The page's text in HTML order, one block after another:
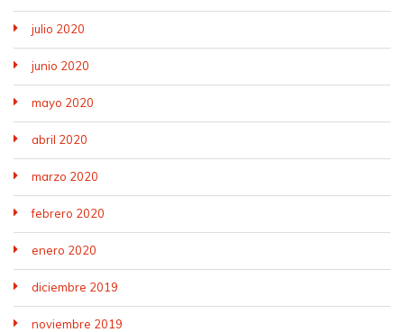
julio 2020
junio 2020
mayo 2020
abril 2020
marzo 2020
febrero 2020
enero 2020
diciembre 2019
noviembre 2019